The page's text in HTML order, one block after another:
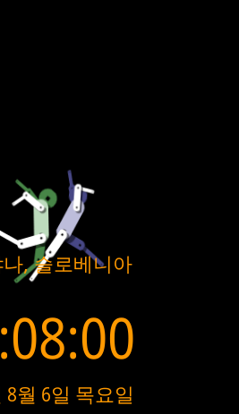
, 슬로베니아
8월 6일 목요일